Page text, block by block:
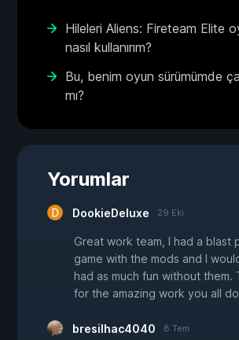
Hileleri Aliens: Fireteam Elite
nasıl kullanırım?
Bu, benim oyun sürümümde
mı?
Yorumlar
DookieDeluxe 29 Eki
Great work team, I had a blast
game with the mods and I
had as much fun without them.
for the amazing work you all
bresilhac4040 8 Tem